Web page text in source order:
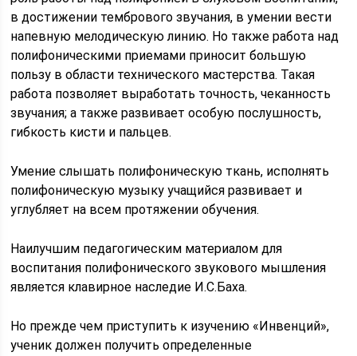
в достижении тембрового звучания, в умении вести
напевную мелодическую линию. Но также работа над
полифоническими приемами приносит большую
пользу в области технического мастерства. Такая
работа позволяет выработать точность, чеканность
звучания; а также развивает особую послушность,
гибкость кисти и пальцев.
Умение слышать полифоническую ткань, исполнять
полифоническую музыку учащийся развивает и
углубляет на всем протяжении обучения.
Наилучшим педагогическим материалом для
воспитания полифонического звукового мышления
является клавирное наследие И.С.Баха.
Но прежде чем приступить к изучению «Инвенций»,
ученик должен получить определенные